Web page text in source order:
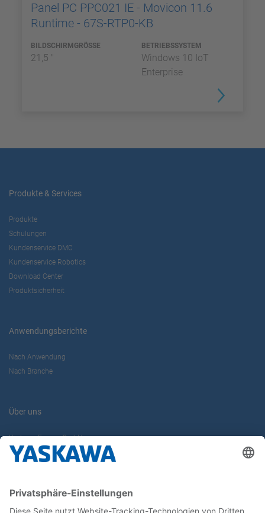
Panel PC PPC021 IE - Movicon 11.6
Runtime - 67S-RTP0-KB
BILDSCHIRMGRÖSSE
21,5 "
BETRIEBSSYSTEM
Windows 10 IoT
Enterprise
Produkte & Services
Produkte
Schulungen
Kundenservice DMC
Kundenservice Robotics
Download Center
Produktsicherheit
Anwendungsberichte
Nach Anwendung
Nach Branche
Über uns
Yaskawa Europe GmbH
Karriere
Newsletter